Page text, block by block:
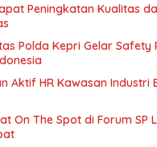
Peningkatan Kualitas
Polda Kepri Gelar Safety
Aktif HR Kawasan
On The Spot di Forum SP